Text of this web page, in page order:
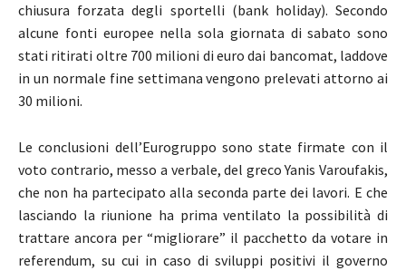
chiusura forzata degli sportelli (bank holiday). Secondo
alcune fonti europee nella sola giornata di sabato sono
stati ritirati oltre 700 milioni di euro dai bancomat, laddove
in un normale fine settimana vengono prelevati attorno ai
30 milioni.
Le conclusioni dell’Eurogruppo sono state firmate con il
voto contrario, messo a verbale, del greco Yanis Varoufakis,
che non ha partecipato alla seconda parte dei lavori. E che
lasciando la riunione ha prima ventilato la possibilità di
trattare ancora per “migliorare” il pacchetto da votare in
referendum, su cui in caso di sviluppi positivi il governo